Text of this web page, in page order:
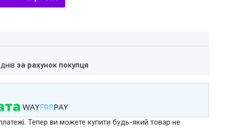
за рахунок покупця
Тепер ви можете купити будь-який товар не